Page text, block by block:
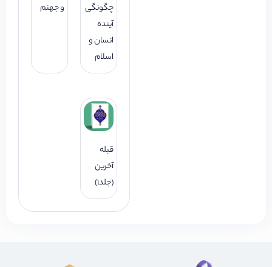
چگونگی
آینده
انسان و
اسلام
و جهنم
قبله
آخرین
(جلد1)